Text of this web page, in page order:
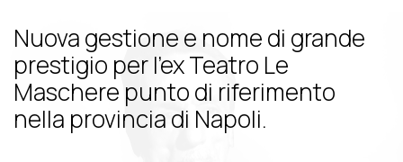
Nuova gestione e nome di grande
prestigio per l’ex Teatro Le
Maschere punto di riferimento
nella provincia di Napoli.